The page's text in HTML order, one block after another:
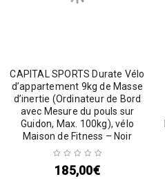
CAPITAL SPORTS Durate Vélo
d’appartement 9kg de Masse
d’inertie (Ordinateur de Bord
avec Mesure du pouls sur
Guidon, Max. 100kg), vélo
Maison de Fitness – Noir
185,00€